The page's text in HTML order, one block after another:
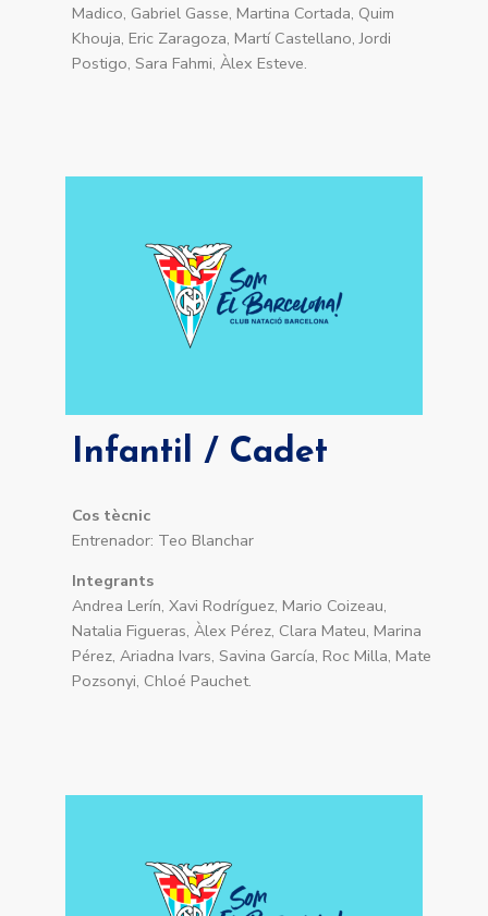
Madico, Gabriel Gasse, Martina Cortada, Quim
Khouja, Eric Zaragoza, Martí Castellano, Jordi
Postigo, Sara Fahmi, Àlex Esteve.
Infantil / Cadet
Cos tècnic
Entrenador: Teo Blanchar
Integrants
Andrea Lerín, Xavi Rodríguez, Mario Coizeau,
Natalia Figueras, Àlex Pérez, Clara Mateu, Marina
Pérez, Ariadna Ivars, Savina García, Roc Milla, Mate
Pozsonyi, Chloé Pauchet.